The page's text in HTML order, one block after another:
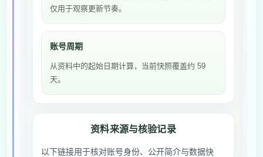
仅用于观察更新节奏。
账号周期
从资料中的起始日期计算，当前快照覆盖约 59
天。
资料来源与核验记录
以下链接用于核对账号身份、公开简介与数据快